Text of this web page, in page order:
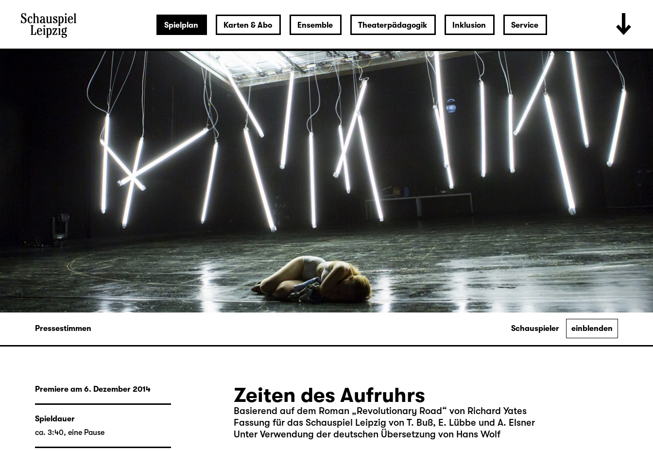
Spielplan Karten & Abo Ensemble Theaterpädagogik Inklusion Service
Pressestimmen Schauspieler einblenden
Zeiten des Aufruhrs
Basierend auf dem Roman „Revolutionary Road“ von Richard Yates
Fassung für das Schauspiel Leipzig von T. Buß, E. Lübbe und A. Elsner
Unter Verwendung der deutschen Übersetzung von Hans Wolf
Premiere am 6. Dezember 2014
Spieldauer
ca. 3:40, eine Pause